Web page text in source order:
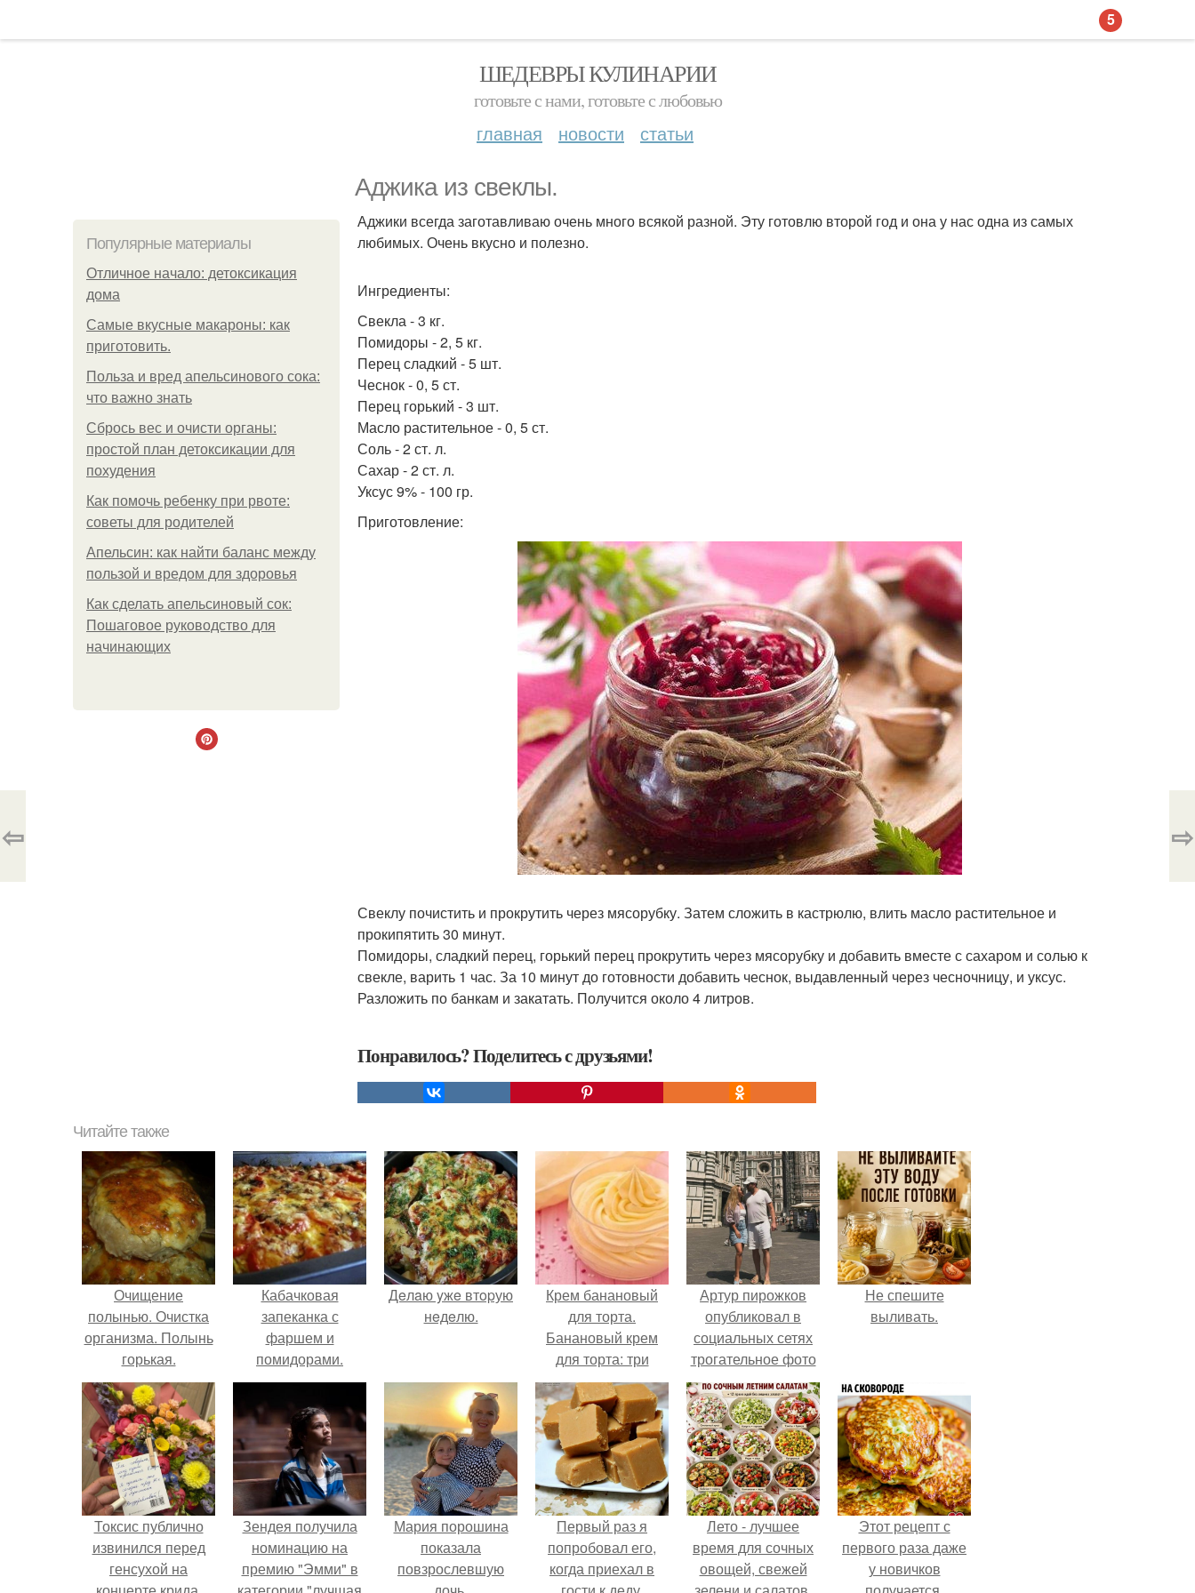
ШЕДЕВРЫ КУЛИНАРИИ
готовьте с нами, готовьте с любовью
главная новости статьи
Аджика из свеклы.
Популярные материалы
Отличное начало: детоксикация
дома
Самые вкусные макароны: как
приготовить.
Польза и вред апельсинового сока:
что важно знать
Сбрось вес и очисти органы:
простой план детоксикации для
похудения
Как помочь ребенку при рвоте:
советы для родителей
Апельсин: как найти баланс между
пользой и вредом для здоровья
Как сделать апельсиновый сок:
Пошаговое руководство для
начинающих
Аджики всегда заготавливаю очень много всякой разной. Эту готовлю второй год и она у нас одна из самых
любимых. Очень вкусно и полезно.
Ингредиенты:
Свекла - 3 кг.
Помидоры - 2, 5 кг.
Перец сладкий - 5 шт.
Чеснок - 0, 5 ст.
Перец горький - 3 шт.
Масло растительное - 0, 5 ст.
Соль - 2 ст. л.
Сахар - 2 ст. л.
Уксус 9% - 100 гр.
Приготовление:
Свеклу почистить и прокрутить через мясорубку. Затем сложить в кастрюлю, влить масло растительное и
прокипятить 30 минут.
Помидоры, сладкий перец, горький перец прокрутить через мясорубку и добавить вместе с сахаром и солью к
свекле, варить 1 час. За 10 минут до готовности добавить чеснок, выдавленный через чесночницу, и уксус.
Разложить по банкам и закатать. Получится около 4 литров.
Понравилось? Поделитесь с друзьями!
⇦ ⇨
Читайте также
Очищение
полынью. Очистка
организма. Полынь
горькая.
Кабачковая
запеканка с
фаршем и
помидорами.
Дeлaю yжe втopую
нeдeлю.
Крем банановый
для торта.
Банановый крем
для торта: три
рецепта как
приготовить.
Артур пирожков
опубликовал в
социальных сетях
трогательное фото
с супругой
Анжеликой,
сделанное во
время их недавнего
путешествия в
Италию.
Не спешите
выливать.
Токсис публично
извинился перед
генсухой на
Зендея получила
номинацию на
премию "Эмми" в
Мария порошина
показала
повзрослевшую
Первый раз я
попробовал его,
когда приехал в
Лето - лучшее
время для сочных
овощей, свежей
Этот рецепт с
первого раза даже
у новичков
5